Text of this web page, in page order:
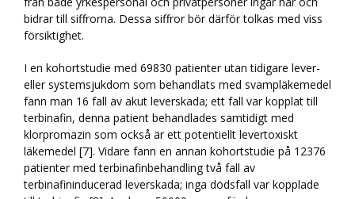
bidrar till siffrorna. Dessa siffror bör därför tolkas med viss
försiktighet.
I en kohortstudie med 69830 patienter utan tidigare lever-
eller systemsjukdom som behandlats med svampläkemedel
fann man 16 fall av akut leverskada; ett fall var kopplat till
terbinafin, denna patient behandlades samtidigt med
klorpromazin som också är ett potentiellt levertoxiskt
läkemedel [7]. Vidare fann en annan kohortstudie på 12376
patienter med terbinafinbehandling två fall av
terbinafininducerad leverskada; inga dödsfall var kopplade